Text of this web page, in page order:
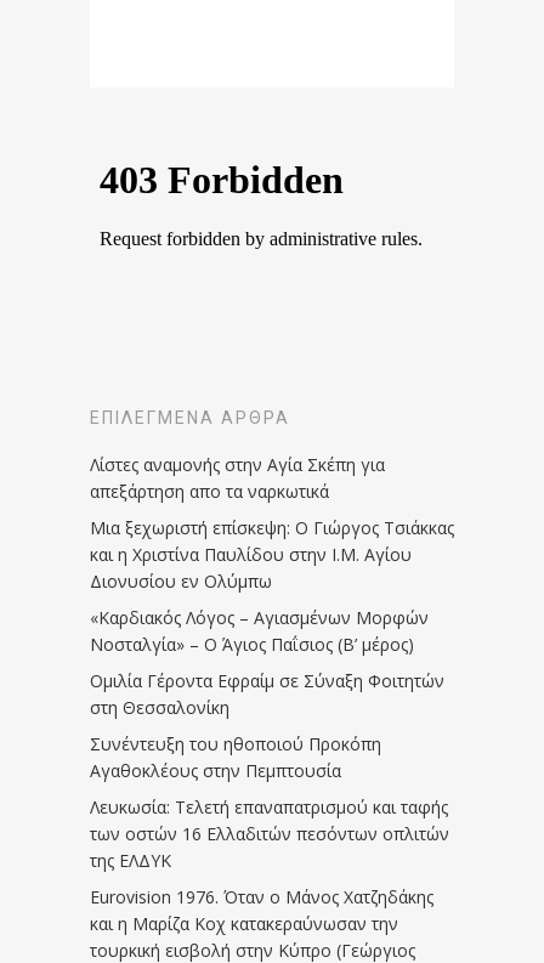
ΕΠΙΛΕΓΜΈΝΑ ΆΡΘΡΑ
Λίστες αναμονής στην Αγία Σκέπη για
απεξάρτηση απο τα ναρκωτικά
Μια ξεχωριστή επίσκεψη: Ο Γιώργος Τσιάκκας
και η Χριστίνα Παυλίδου στην Ι.Μ. Αγίου
Διονυσίου εν Ολύμπω
«Καρδιακός Λόγος – Αγιασμένων Μορφών
Νοσταλγία» – Ο Άγιος Παΐσιος (Β’ μέρος)
Ομιλία Γέροντα Εφραίμ σε Σύναξη Φοιτητών
στη Θεσσαλονίκη
Συνέντευξη του ηθοποιού Προκόπη
Αγαθοκλέους στην Πεμπτουσία
Λευκωσία: Τελετή επαναπατρισμού και ταφής
των οστών 16 Ελλαδιτών πεσόντων οπλιτών
της ΕΛΔΥΚ
Eurovision 1976. Όταν ο Μάνος Χατζηδάκης
και η Μαρίζα Κοχ κατακεραύνωσαν την
τουρκική εισβολή στην Κύπρο (Γεώργιος